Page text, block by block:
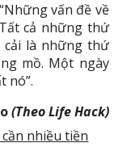
vấn đề về
cả những thứ
cải là những thứ
mồ. Một ngày
nó”.
(Theo Life Hack)